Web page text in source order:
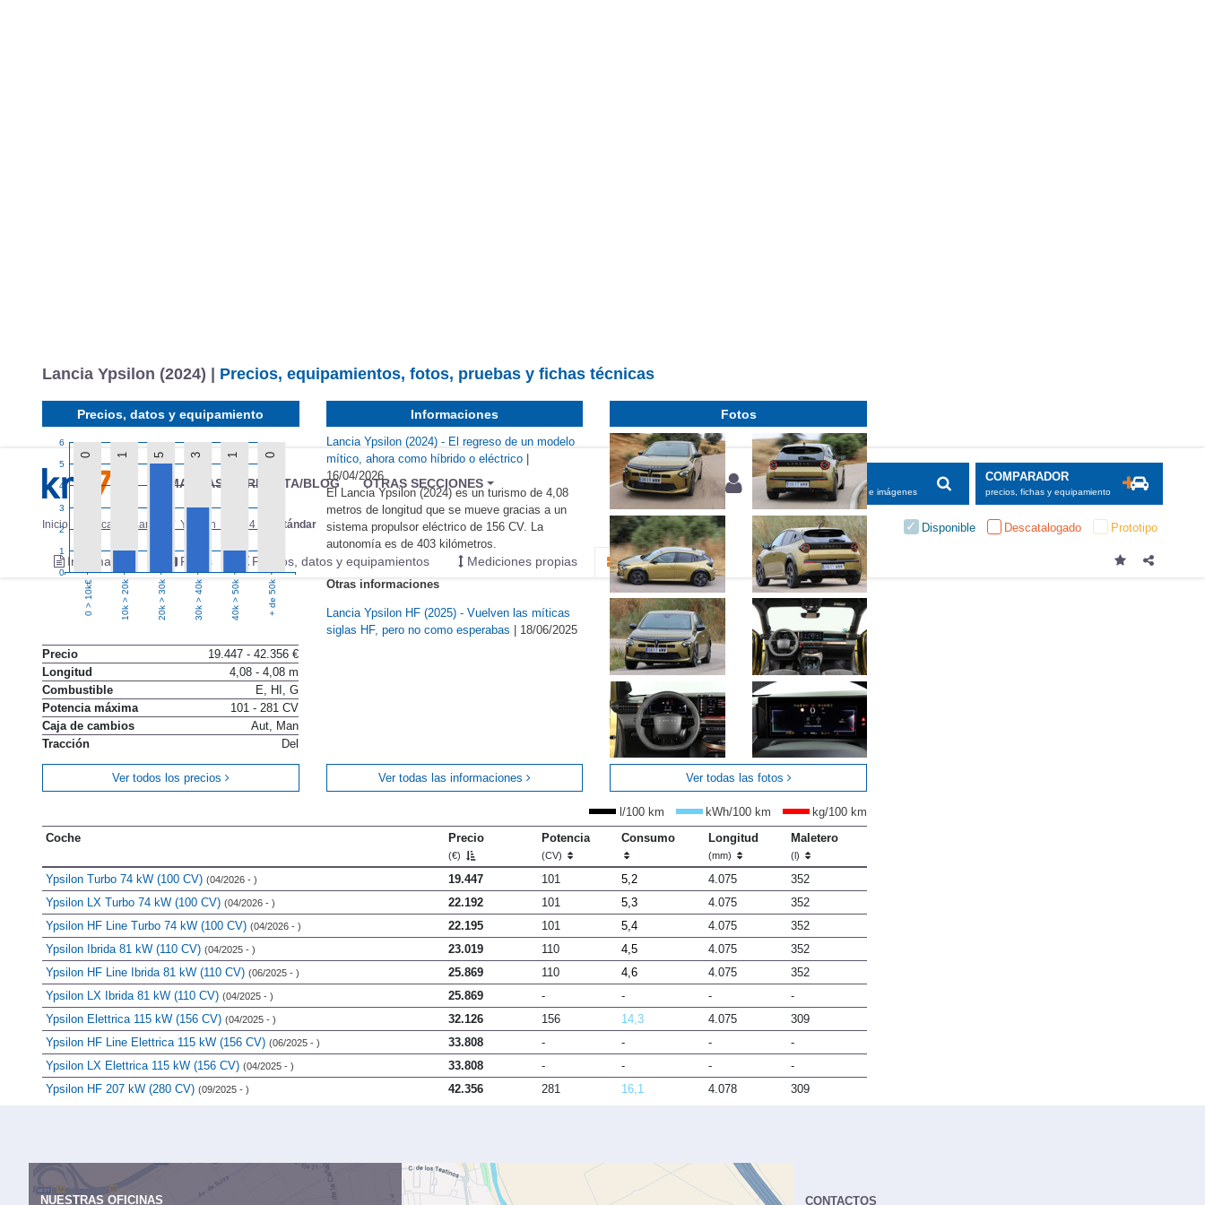
MARCAS REVISTA/BLOG OTRAS SECCIONES BUSCADOR
informaciones, fichas e imágenes
COMPARADOR
precios, fichas y equipamiento
Inicio Marcas Lancia Ypsilon 2024 Estándar Disponible Descatalogado Prototipo
Información Fotos Precios, datos y equipamientos Mediciones propias Todo
Lancia Ypsilon (2024) | Precios, equipamientos, fotos, pruebas y fichas técnicas
Precios, datos y equipamiento
0
1
2
3
4
5
6
0 1 5 3 1 0
0 > 10k€ 10k > 20k 20k > 30k 30k > 40k 40k > 50k + de 50k
Precio
19.447 - 42.356 €
Longitud
4,08 - 4,08 m
Combustible
E, HI, G
Potencia máxima
101 - 281 CV
Caja de cambios
Aut, Man
Tracción
Del
Ver todos los precios
Informaciones
Lancia Ypsilon (2024) - El regreso de un modelo
mítico, ahora como híbrido o eléctrico |
16/04/2026
El Lancia Ypsilon (2024) es un turismo de 4,08
metros de longitud que se mueve gracias a un
sistema propulsor eléctrico de 156 CV. La
autonomía es de 403 kilómetros.
Otras informaciones
Lancia Ypsilon HF (2025) - Vuelven las míticas
siglas HF, pero no como esperabas | 18/06/2025
Ver todas las informaciones
Fotos
Ver todas las fotos
l/100 km kWh/100 km
kg/100 km
Coche
Precio
(€)
Potencia
(CV)
Consumo Longitud
(mm)
Maletero
(l)
Ypsilon Turbo 74 kW (100 CV) (04/2026 - ) 19.447 101 5,2 4.075
352
Ypsilon LX Turbo 74 kW (100 CV) (04/2026 - ) 22.192 101 5,3 4.075
352
Ypsilon HF Line Turbo 74 kW (100 CV) (04/2026 - ) 22.195 101 5,4 4.075
352
Ypsilon Ibrida 81 kW (110 CV) (04/2025 - ) 23.019 110 4,5 4.075
352
Ypsilon HF Line Ibrida 81 kW (110 CV) (06/2025 - ) 25.869 110 4,6 4.075
352
Ypsilon LX Ibrida 81 kW (110 CV) (04/2025 - ) 25.869 - - -
-
Ypsilon Elettrica 115 kW (156 CV) (04/2025 - ) 32.126 156 14,3 4.075
309
Ypsilon HF Line Elettrica 115 kW (156 CV) (06/2025 - ) 33.808 - - -
-
Ypsilon LX Elettrica 115 kW (156 CV) (04/2025 - ) 33.808 - - -
-
Ypsilon HF 207 kW (280 CV) (09/2025 - ) 42.356 281 16,1 4.078 309
NUESTRAS OFICINAS CONTACTOS